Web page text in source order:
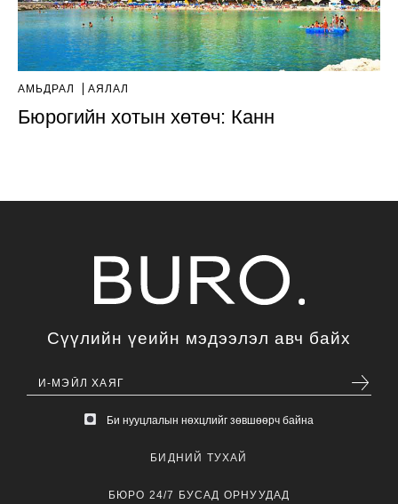
АМЬДРАЛ АЯЛАЛ
Бюрогийн хотын хөтөч: Канн
Сүүлийн үеийн мэдээлэл авч байх
Би нууцлалын нөхцлийг зөвшөөрч байна
БИДНИЙ ТУХАЙ
БЮРО 24/7 БУСАД ОРНУУДАД